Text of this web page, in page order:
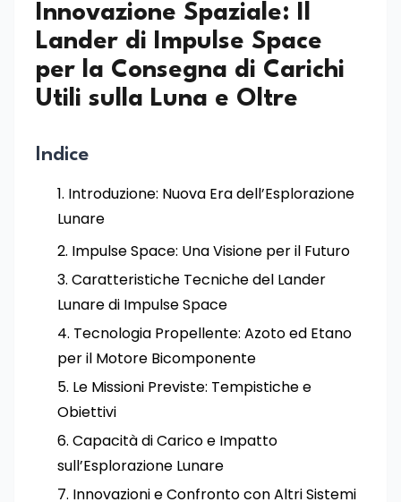
Innovazione Spaziale: Il
Lander di Impulse Space
per la Consegna di Carichi
Utili sulla Luna e Oltre
Indice
Introduzione: Nuova Era dell’Esplorazione
Lunare
Impulse Space: Una Visione per il Futuro
Caratteristiche Tecniche del Lander
Lunare di Impulse Space
Tecnologia Propellente: Azoto ed Etano
per il Motore Bicomponente
Le Missioni Previste: Tempistiche e
Obiettivi
Capacità di Carico e Impatto
sull’Esplorazione Lunare
Innovazioni e Confronto con Altri Sistemi